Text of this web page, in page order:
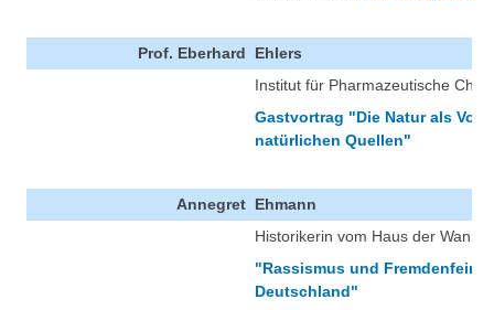
Prof. Eberhard
Ehlers
Institut für Pharmazeutische
Gastvortrag "Die Natur als
natürlichen Quellen"
Annegret Ehmann
Historikerin vom Haus der
"Rassismus und
Deutschland"